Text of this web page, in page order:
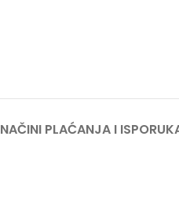
NAČINI PLAĆANJA I